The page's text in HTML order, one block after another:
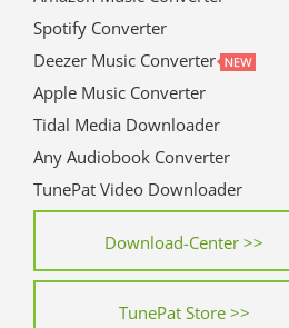
Spotify Converter
Deezer Music Converter
Apple Music Converter
Tidal Media Downloader
Any Audiobook Converter
TunePat Video Downloader
Download-Center >>
TunePat Store >>